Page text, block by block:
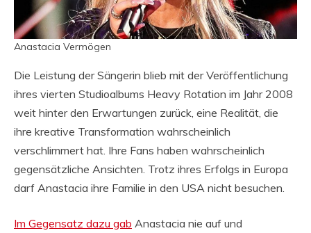
Anastacia Vermögen
Die Leistung der Sängerin blieb mit der Veröffentlichung
ihres vierten Studioalbums Heavy Rotation im Jahr 2008
weit hinter den Erwartungen zurück, eine Realität, die
ihre kreative Transformation wahrscheinlich
verschlimmert hat. Ihre Fans haben wahrscheinlich
gegensätzliche Ansichten. Trotz ihres Erfolgs in Europa
darf Anastacia ihre Familie in den USA nicht besuchen.
Im Gegensatz dazu gab Anastacia nie auf und